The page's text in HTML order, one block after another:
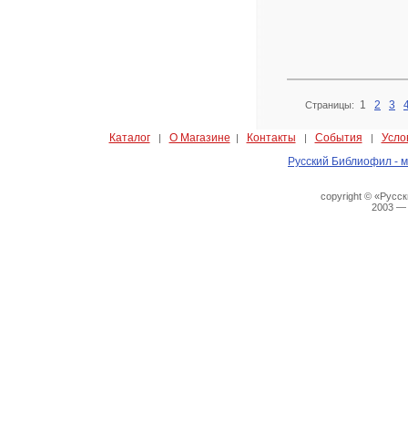
Страницы: 1 2 3
Каталог| О Магазине | Контакты | События |
Русский Библиофил -
copyright ©
2003 —